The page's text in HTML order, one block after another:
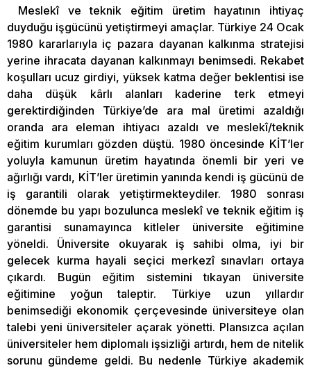
Meslekî ve teknik eğitim üretim hayatının ihtiyaç
duyduğu işgücünü yetiştirmeyi amaçlar. Türkiye 24 Ocak
1980 kararlarıyla iç pazara dayanan kalkınma stratejisi
yerine ihracata dayanan kalkınmayı benimsedi. Rekabet
koşulları ucuz girdiyi, yüksek katma değer beklentisi ise
daha düşük kârlı alanları kaderine terk etmeyi
gerektirdiğinden Türkiye’de ara mal üretimi azaldığı
oranda ara eleman ihtiyacı azaldı ve meslekî/teknik
eğitim kurumları gözden düştü. 1980 öncesinde KİT’ler
yoluyla kamunun üretim hayatında önemli bir yeri ve
ağırlığı vardı, KİT’ler üretimin yanında kendi iş gücünü de
iş garantili olarak yetiştirmekteydiler. 1980 sonrası
dönemde bu yapı bozulunca meslekî ve teknik eğitim iş
garantisi sunamayınca kitleler üniversite eğitimine
yöneldi. Üniversite okuyarak iş sahibi olma, iyi bir
gelecek kurma hayali seçici merkezî sınavları ortaya
çıkardı. Bugün eğitim sistemini tıkayan üniversite
eğitimine yoğun taleptir. Türkiye uzun yıllardır
benimsediği ekonomik çerçevesinde üniversiteye olan
talebi yeni üniversiteler açarak yönetti. Plansızca açılan
üniversiteler hem diplomalı işsizliği artırdı, hem de nitelik
sorunu gündeme geldi. Bu nedenle Türkiye akademik